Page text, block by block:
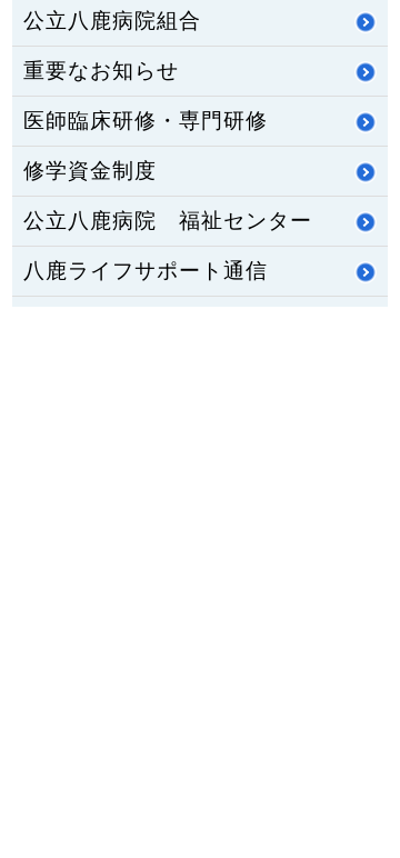
公立八鹿病院組合
重要なお知らせ
医師臨床研修・専門研修
修学資金制度
公立八鹿病院 福祉センター
八鹿ライフサポート通信